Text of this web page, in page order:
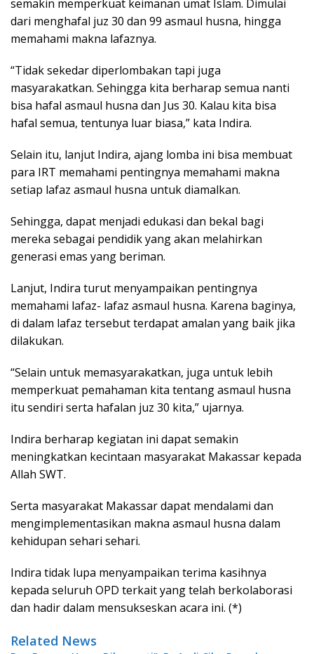
semakin memperkuat keimanan umat Islam. Dimulai
dari menghafal juz 30 dan 99 asmaul husna, hingga
memahami makna lafaznya.
“Tidak sekedar diperlombakan tapi juga
masyarakatkan. Sehingga kita berharap semua nanti
bisa hafal asmaul husna dan Jus 30. Kalau kita bisa
hafal semua, tentunya luar biasa,” kata Indira.
Selain itu, lanjut Indira, ajang lomba ini bisa membuat
para IRT memahami pentingnya memahami makna
setiap lafaz asmaul husna untuk diamalkan.
Sehingga, dapat menjadi edukasi dan bekal bagi
mereka sebagai pendidik yang akan melahirkan
generasi emas yang beriman.
Lanjut, Indira turut menyampaikan pentingnya
memahami lafaz- lafaz asmaul husna. Karena baginya,
di dalam lafaz tersebut terdapat amalan yang baik jika
dilakukan.
“Selain untuk memasyarakatkan, juga untuk lebih
memperkuat pemahaman kita tentang asmaul husna
itu sendiri serta hafalan juz 30 kita,” ujarnya.
Indira berharap kegiatan ini dapat semakin
meningkatkan kecintaan masyarakat Makassar kepada
Allah SWT.
Serta masyarakat Makassar dapat mendalami dan
mengimplementasikan makna asmaul husna dalam
kehidupan sehari sehari.
Indira tidak lupa menyampaikan terima kasihnya
kepada seluruh OPD terkait yang telah berkolaborasi
dan hadir dalam mensukseskan acara ini. (*)
Related News